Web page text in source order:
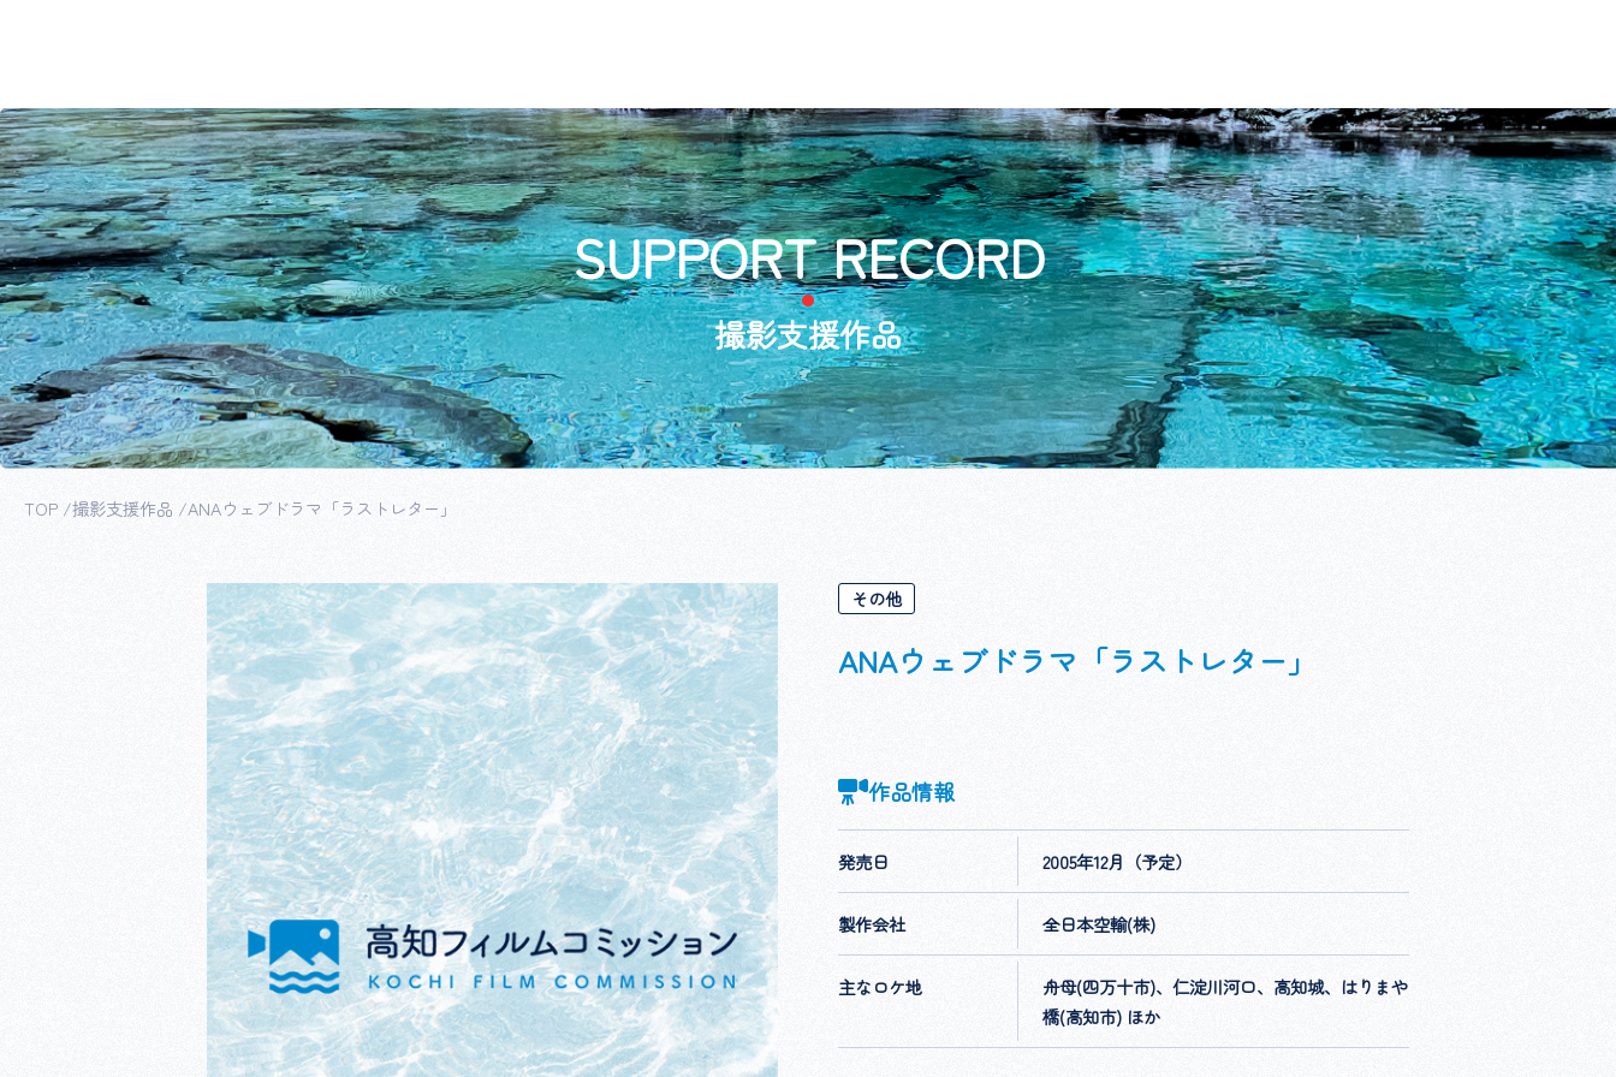
SUPPORT RECORD
撮影支援作品
TOP 撮影支援作品 ANAウェブドラマ「ラストレター」
その他
ANAウェブドラマ「ラストレター」
作品情報
発売日 2005年12月（予定）
製作会社 全日本空輸(株)
主なロケ地
舟母(四万十市)、仁淀川河口、高知城、はりまや
橋(高知市) ほか